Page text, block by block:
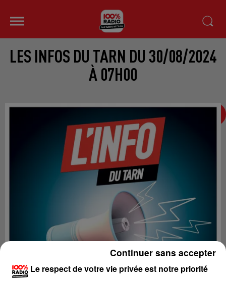
LES INFOS DU TARN DU 30/08/2024
À 07H00
Le respect de votre vie privée est notre priorité
Continuer sans accepter